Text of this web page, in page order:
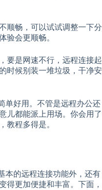
顺畅，可以试试调整一下分
验会更顺畅。
要是网速不行，远程连接起
时候别装一堆垃圾，干净安
单好用。不管是远程办公还
儿都能派上用场。你会用了
教程多得是。
本的远程连接功能外，还有
得更加便捷和丰富。下面，